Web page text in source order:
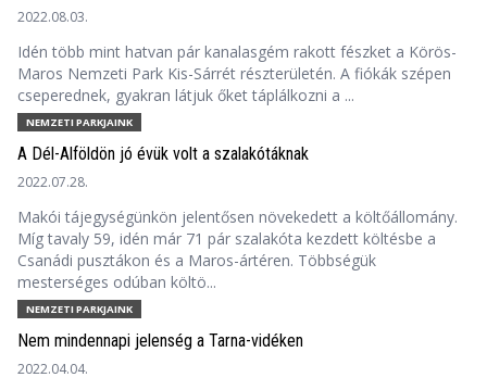
2022.08.03.
Idén több mint hatvan pár kanalasgém rakott fészket a Körös-
Maros Nemzeti Park Kis-Sárrét részterületén. A fiókák szépen
cseperednek, gyakran látjuk őket táplálkozni a ...
NEMZETI PARKJAINK
A Dél-Alföldön jó évük volt a szalakótáknak
2022.07.28.
Makói tájegységünkön jelentősen növekedett a költőállomány.
Míg tavaly 59, idén már 71 pár szalakóta kezdett költésbe a
Csanádi pusztákon és a Maros-ártéren. Többségük
mesterséges odúban költö...
NEMZETI PARKJAINK
Nem mindennapi jelenség a Tarna-vidéken
2022.04.04.